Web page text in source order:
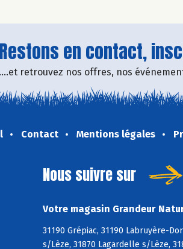
Restons en contact,
....et retrouvez nos offres, nos
Contact Mentions légales
Nous suivre sur
Votre magasin Grandeur
31190 Grépiac, 31190 Labruyère-
s/Lèze, 31870 Lagardelle s/Lèze,